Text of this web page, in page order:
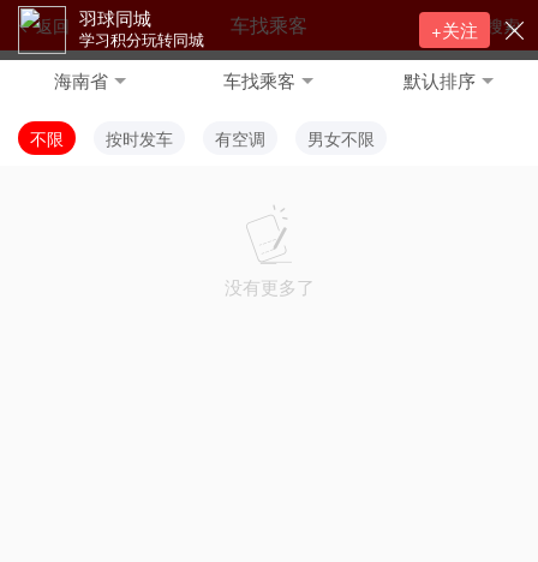
返回 搜索
车找乘客
海南省 车找乘客 默认排序
不限 按时发车 有空调 男女不限
没有更多了
羽球同城
学习积分玩转同城 +关注